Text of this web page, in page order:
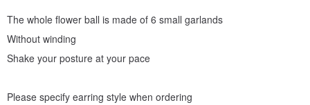
The whole flower ball is made of 6 small garlands
Without winding
Shake your posture at your pace
Please specify earring style when ordering